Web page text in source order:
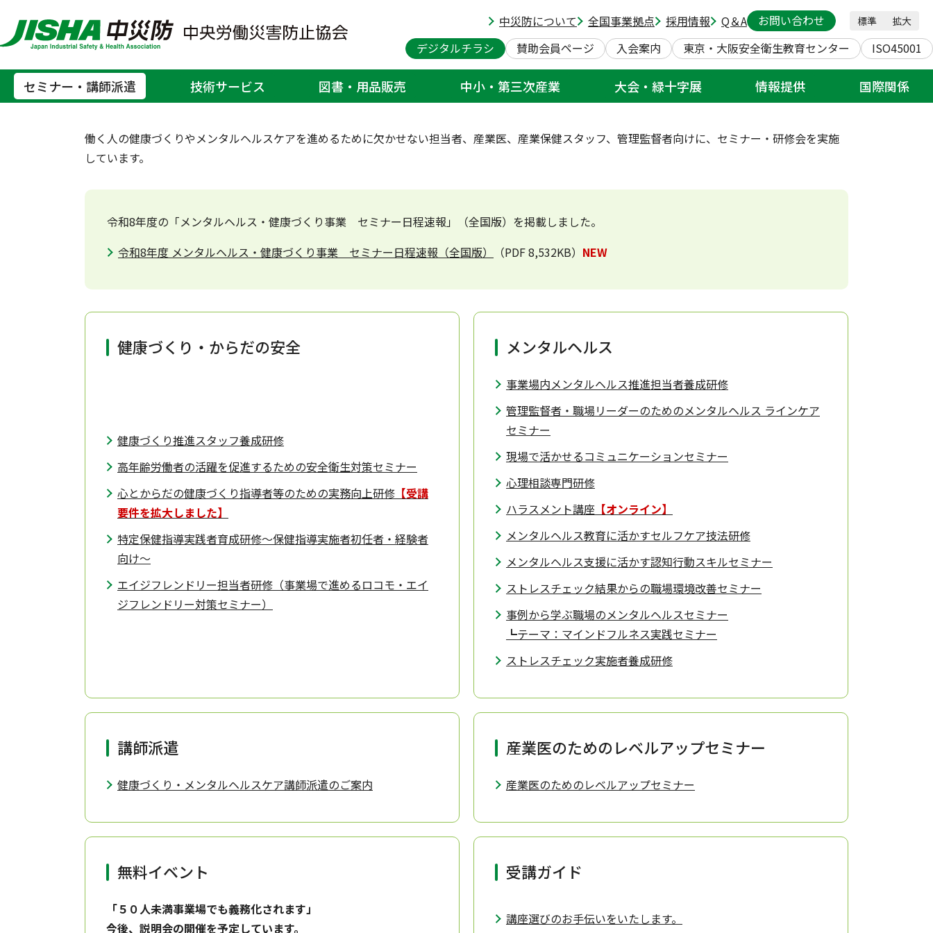
中災防について 全国事業拠点 採用情報 Q＆A お問い合わせ 標準 拡大
デジタルチラシ 賛助会員ページ 入会案内 東京・大阪安全衛生教育センター ISO45001
セミナー・講師派遣 技術サービス 図書・用品販売 中小・第三次産業 大会・緑十字展 情報提供 国際関係
メンタルヘルスケア/健康づくり/からだの安全
ホーム > セミナー・講師派遣 > メンタルヘルスケア/健康づくり/からだの安全
働く人の健康づくりやメンタルヘルスケアを進めるために欠かせない担当者、産業医、産業保健スタッフ、管理監督者向けに、セミナー・研修会を実施
しています。
令和8年度の「メンタルヘルス・健康づくり事業 セミナー日程速報」（全国版）を掲載しました。
令和8年度 メンタルヘルス・健康づくり事業 セミナー日程速報（全国版）
（PDF 8,532KB） NEW
健康づくり・からだの安全
健康づくり推進スタッフ養成研修
高年齢労働者の活躍を促進するための安全衛生対策セミナー
心とからだの健康づくり指導者等のための実務向上研修 【受講
要件を拡大しました】
特定保健指導実践者育成研修～保健指導実施者初任者・経験者
向け～
エイジフレンドリー担当者研修（事業場で進めるロコモ・エイ
ジフレンドリー対策セミナー）
メンタルヘルス
事業場内メンタルヘルス推進担当者養成研修
管理監督者・職場リーダーのためのメンタルヘルス ラインケア
セミナー
現場で活かせるコミュニケーションセミナー
心理相談専門研修
ハラスメント講座 【オンライン】
メンタルヘルス教育に活かすセルフケア技法研修
メンタルヘルス支援に活かす認知行動スキルセミナー
ストレスチェック結果からの職場環境改善セミナー
事例から学ぶ職場のメンタルヘルスセミナー
┗テーマ：マインドフルネス実践セミナー
ストレスチェック実施者養成研修
講師派遣
健康づくり・メンタルヘルスケア講師派遣のご案内
産業医のためのレベルアップセミナー
産業医のためのレベルアップセミナー
無料イベント
「５０人未満事業場でも義務化されます」
今後、説明会の開催を予定しています。
受講ガイド
講座選びのお手伝いをいたします。